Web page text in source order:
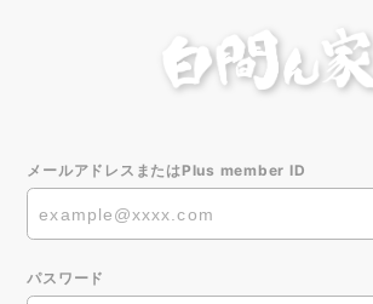
メールアドレスまたはPlus member ID
パスワード